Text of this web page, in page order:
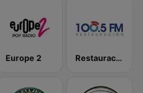
Europe 2 Restauración 100.5 FM